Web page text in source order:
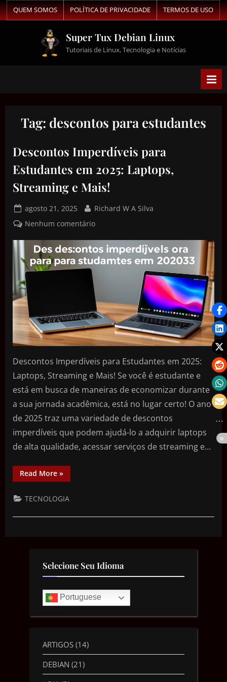
QUEM SOMOS POLÍTICA DE PRIVACIDADE TERMOS DE USO
Super Tux Debian Linux
Tutoriais de Linux, Tecnologia e Notícias
Tag: descontos para estudantes
Descontos Imperdíveis para
Estudantes em 2025: Laptops,
Streaming e Mais!
agosto 21, 2025
Richard W A Silva
Nenhum comentário
Descontos Imperdíveis para Estudantes em 2025:
Laptops, Streaming e Mais! Se você é estudante e
está em busca de maneiras de economizar durante
a sua jornada acadêmica, está no lugar certo! O ano
de 2025 traz uma variedade de descontos
imperdíveis que podem ajudá-lo a adquirir laptops
de alta qualidade, acessar serviços de streaming e…
Read More »
TECNOLOGIA
Selecione Seu Idioma
Portuguese
ARTIGOS (14)
DEBIAN (21)